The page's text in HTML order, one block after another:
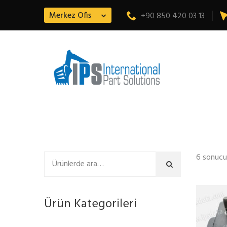
Merkez Ofis +90 850 420 03 13
6
Ara
Ürün Kategorileri